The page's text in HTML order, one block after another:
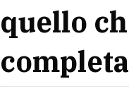
quello